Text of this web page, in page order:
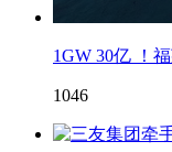
1GW 30亿 ！
1046